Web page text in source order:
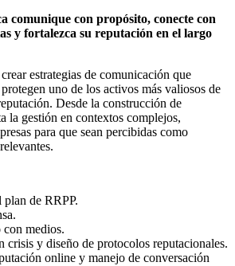
comunique con propósito, conecte con
y fortalezca su reputación en el largo
estrategias de comunicación que
uno de los activos más valiosos de
Desde la construcción de
la gestión en contextos complejos,
para que sean percibidas como
de RRPP.
medios.
crisis y diseño de protocolos reputacionales.
online y manejo de conversación